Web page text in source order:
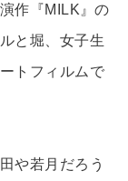
作『MILK』の
と堀、女子生
トフィルムで
や若月だろう